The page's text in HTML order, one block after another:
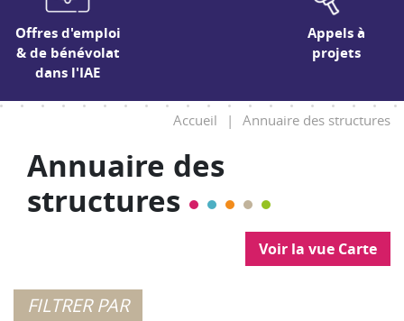
Offres d'emploi
& de bénévolat
dans l'IAE
Appels à
projets
Accueil | Annuaire des structures
Annuaire des
structures
Voir la vue Carte